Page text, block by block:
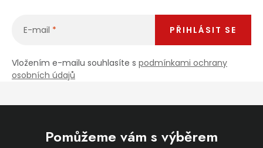
E-mail
Vložením e-mailu souhlasíte s podmínkami ochrany
osobních údajů
PŘIHLÁSIT SE
Pomůžeme vám s výběrem